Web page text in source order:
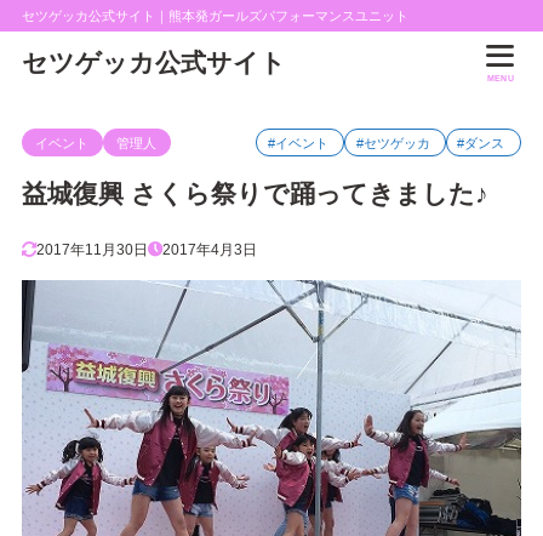
セツゲッカ公式サイト｜熊本発ガールズパフォーマンスユニット
セツゲッカ公式サイト
MENU
イベント 管理人 #イベント #セツゲッカ #ダンス
益城復興 さくら祭りで踊ってきました♪
2017年11月30日 2017年4月3日